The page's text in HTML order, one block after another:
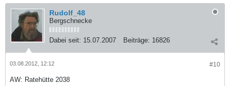
Rudolf_48
Bergschnecke
Dabei seit: 15.07.2007 Beiträge: 16826
#10
03.08.2012, 12:12
AW: Ratehütte 2038